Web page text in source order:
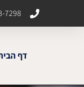
7298
דף